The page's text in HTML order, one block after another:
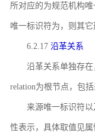
所对应的为规范机构
唯一标识符为，则其
6.2.17 沿革关系
沿革关系单独存
relation为根节点，包
来源唯一标识符以
性表示，具体取值见属